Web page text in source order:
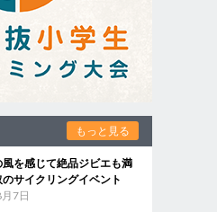
もっと見る
風を感じて絶品ジビエも満
サイクリングイベント
7日